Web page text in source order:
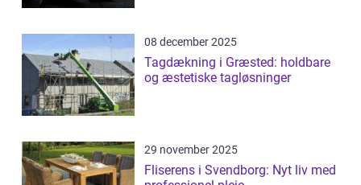
08 december 2025
Tagdækning i Græsted: holdbare
og æstetiske tagløsninger
29 november 2025
Fliserens i Svendborg: Nyt liv med